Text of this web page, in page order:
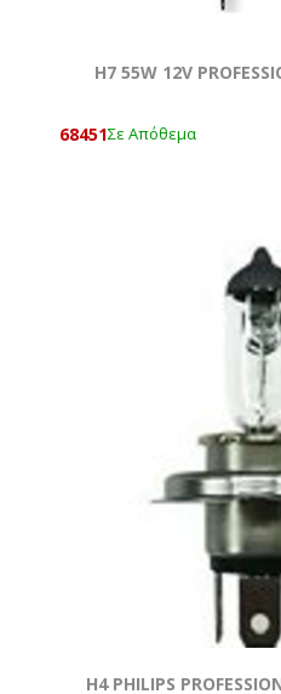
H7 55W 12V
68451Σε Απόθεμα
H4 PHILIPS